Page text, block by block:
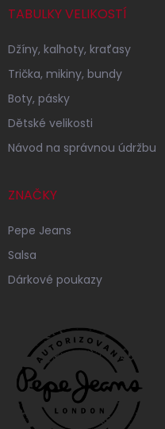
TABULKY VELIKOSTÍ
Džíny, kalhoty, kraťasy
Trička, mikiny, bundy
Boty, pásky
Dětské velikosti
Návod na správnou údržbu
ZNAČKY
Pepe Jeans
Salsa
Dárkové poukazy